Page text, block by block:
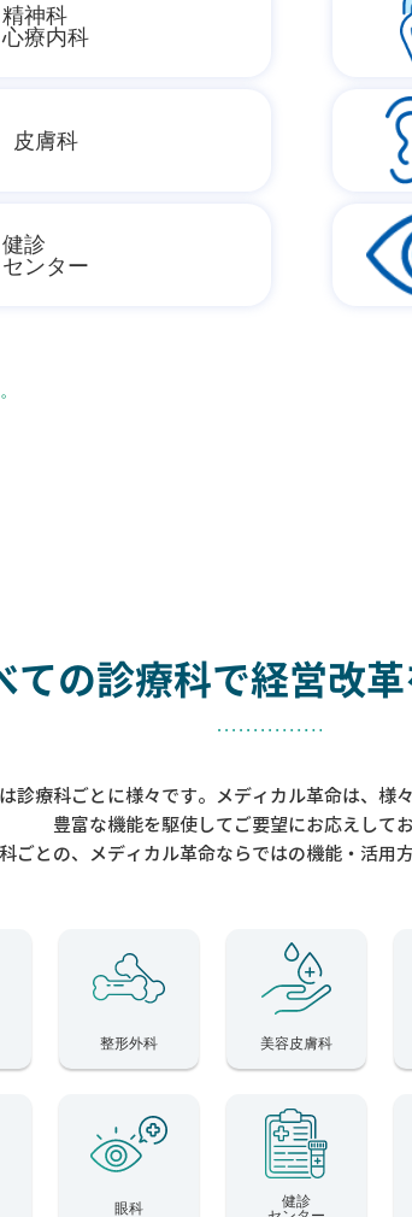
精神科
心療内科
皮膚科
健診
センター
ての診療科で経営改
診療科ごとに様々です。メディカル革命は、様
豊富な機能を駆使してご要望にお応えしてお
ごとの、メディカル革命ならではの機能・活用
整形外科 美容皮膚科
眼科
健診